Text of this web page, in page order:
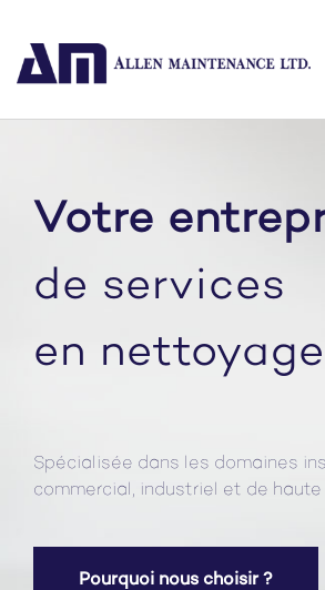
Votre
de services
en nettoyage
Spécialisée dans les domaines
commercial, industriel et de
Pourquoi nous choisir ?